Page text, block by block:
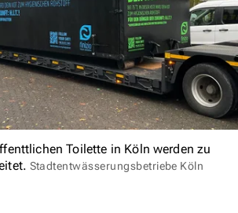
Toilette in Köln werden zu
Stadtentwässerungsbetriebe Köln